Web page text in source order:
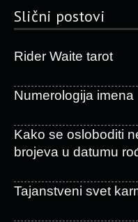
Slični postovi
Rider Waite tarot
Numerologija imena
Kako se osloboditi
brojeva u datumu
Tajanstveni svet